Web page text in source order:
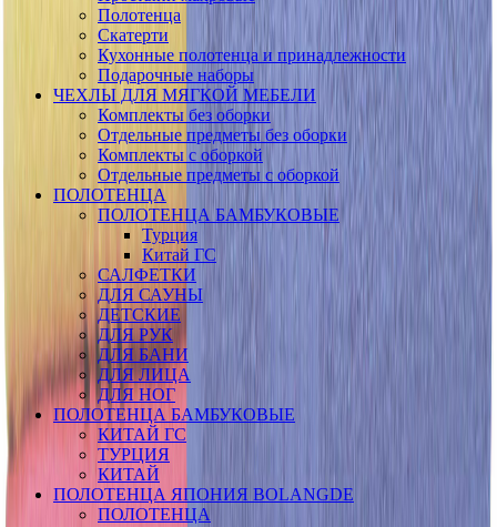
Полотенца
Скатерти
Кухонные полотенца и принадлежности
Подарочные наборы
ЧЕХЛЫ ДЛЯ МЯГКОЙ МЕБЕЛИ
Комплекты без оборки
Отдельные предметы без оборки
Комплекты с оборкой
Отдельные предметы с оборкой
ПОЛОТЕНЦА
ПОЛОТЕНЦА БАМБУКОВЫЕ
Турция
Китай ГС
САЛФЕТКИ
ДЛЯ САУНЫ
ДЕТСКИЕ
ДЛЯ РУК
ДЛЯ БАНИ
ДЛЯ ЛИЦА
ДЛЯ НОГ
ПОЛОТЕНЦА БАМБУКОВЫЕ
КИТАЙ ГС
ТУРЦИЯ
КИТАЙ
ПОЛОТЕНЦА ЯПОНИЯ BOLANGDE
ПОЛОТЕНЦА